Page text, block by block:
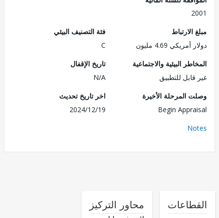
4.69 مليون
فئة التصنيف البيئي
البيئية والاجتماعية
للتطبيق
تاريخ الإقفال
المرحلة الأخيرة
Begin
اخر تاريخ تحديث
2024/12/19
محاور التركيز